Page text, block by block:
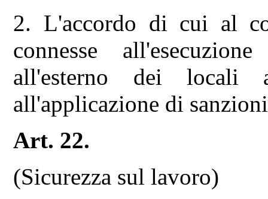
2. L'accordo di cui al
connesse
all'esterno dei locali
all'applicazione di
Art. 22.
(Sicurezza sul lavoro)